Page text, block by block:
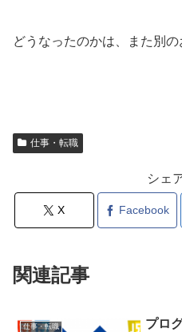
どうなったのかは、また別の
仕事・転職
シェ
X Facebook
関連記事
仕事・転職
プロ